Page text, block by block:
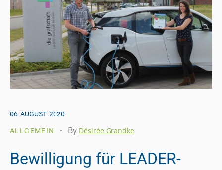
06 AUGUST 2020
ALLGEMEIN By Désirée Grandke
Bewilligung für LEADER-